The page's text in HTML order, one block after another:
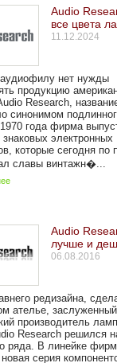
Audio
все цвета
11.12.2024
нет нужды
продукцию
Research,
синонимом
года фирма
электронных
которые сегодня по
славы винтажн�...
Audio
лучше и
06.08.2016
редизайна,
ателье, заслуженный
производитель
Research решился
ряда. В линейке
серия